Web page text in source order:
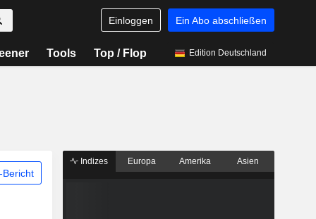
Einloggen Ein Abo abschließen
Tools Top / Flop Edition Deutschland
Bericht
Indizes Europa Amerika Asien